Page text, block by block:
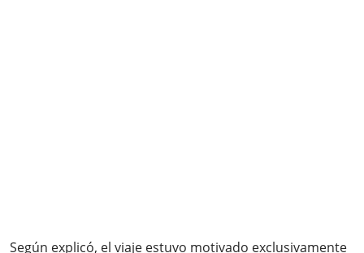
Según explicó, el viaje estuvo motivado exclusivamente